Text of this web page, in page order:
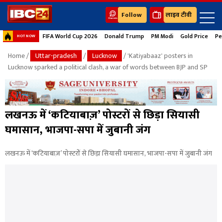
Follow लाइव टीवी
HOT NOW FIFA World Cup 2026 Donald Trump PM Modi Gold Price
Home/ Uttar-pradesh / Lucknow / 'Katiyabaaz' posters in
Lucknow sparked a political clash, a war of words between BJP and SP
लखनऊ में ‘कटियाबाज़’ पोस्टरों से छिड़ा सियासी
घमासान, भाजपा-सपा में जुबानी जंग
लखनऊ में ‘कटियाबाज़’ पोस्टरों से छिड़ा सियासी घमासान, भाजपा-सपा में जुबानी जंग